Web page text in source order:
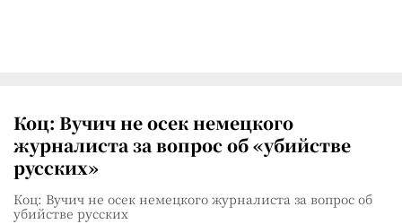
Коц: Вучич не осек немецкого
журналиста за вопрос об «убийстве
русских»
Коц: Вучич не осек немецкого журналиста за вопрос об
убийстве русских